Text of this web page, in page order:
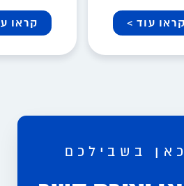
קראו עוד > קראו
בשבילכם